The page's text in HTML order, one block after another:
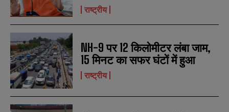
राष्ट्रीय
NH-9 पर 12 किलोमीटर लंबा जाम,
15 मिनट का सफर घंटों में हुआ
राष्ट्रीय